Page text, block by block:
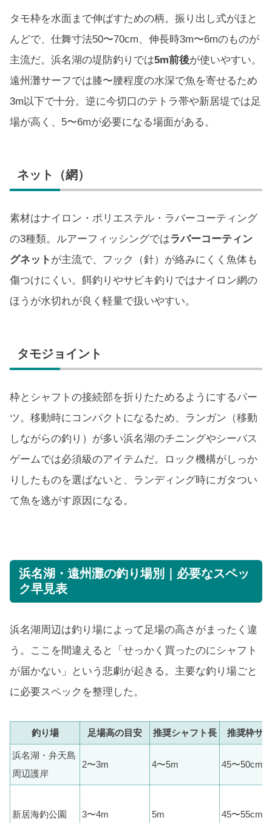
タモ枠を水面まで伸ばすための柄。振り出し式がほと
んどで、仕舞寸法50〜70cm、伸長時3m〜6mのものが
主流だ。浜名湖の堤防釣りでは5m前後が使いやすい。
遠州灘サーフでは膝〜腰程度の水深で魚を寄せるため
3m以下で十分。逆に今切口のテトラ帯や新居堤では足
場が高く、5〜6mが必要になる場面がある。
ネット（網）
素材はナイロン・ポリエステル・ラバーコーティング
の3種類。ルアーフィッシングではラバーコーティン
グネット が主流で、フック（針）が絡みにくく魚体も
傷つけにくい。餌釣りやサビキ釣りではナイロン網の
ほうが水切れが良く軽量で扱いやすい。
タモジョイント
枠とシャフトの接続部を折りたためるようにするパー
ツ。移動時にコンパクトになるため、ランガン（移動
しながらの釣り）が多い浜名湖のチニングやシーバス
ゲームでは必須級のアイテムだ。ロック機構がしっか
りしたものを選ばないと、ランディング時にガタつい
て魚を逃がす原因になる。
浜名湖・遠州灘の釣り場別｜必要なスペッ
ク早見表
浜名湖周辺は釣り場によって足場の高さがまったく違
う。ここを間違えると「せっかく買ったのにシャフト
が届かない」という悲劇が起きる。主要な釣り場ごと
に必要スペックを整理した。
釣り場 足場高の目安 推奨シャフト長 推奨枠サ
浜名湖・弁天島
周辺護岸
2〜3m 4〜5m 45〜50cm
新居海釣公園 3〜4m 5m 45〜55cm